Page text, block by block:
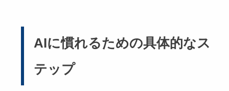
AIに慣れるための具体的なス
テップ